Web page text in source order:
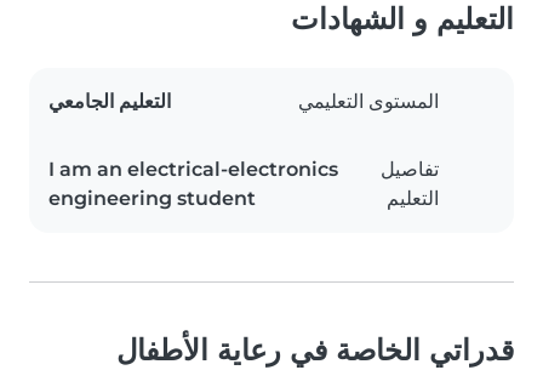
التعليم و الشهادات
المستوى التعليمي التعليم الجامعي
تفاصيل
التعليم
I am an electrical-electronics
engineering student
قدراتي الخاصة في رعاية الأطفال